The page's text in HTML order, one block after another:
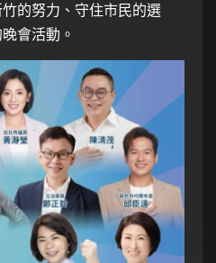
的努力、守住市民的選
會活動。